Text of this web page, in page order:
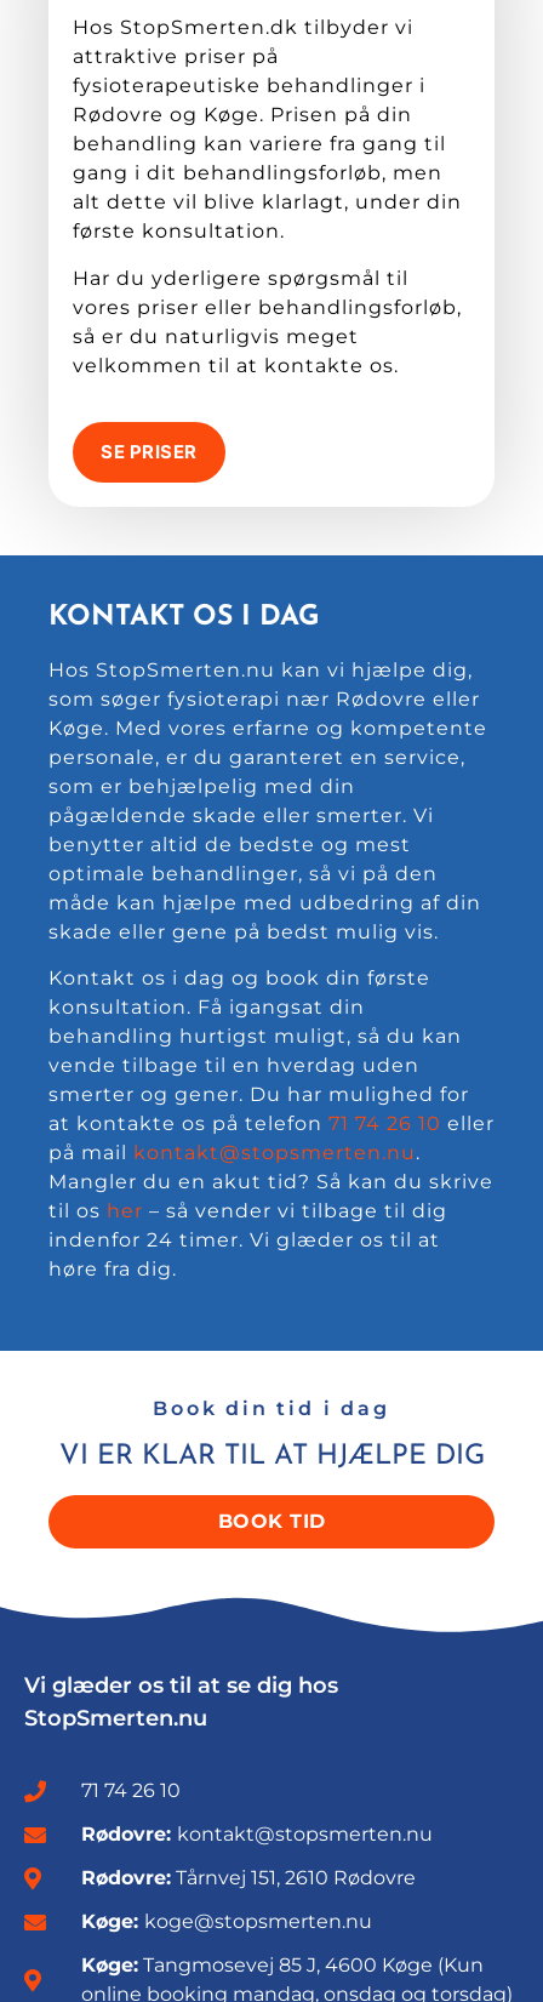
Hos StopSmerten.dk tilbyder vi
attraktive priser på
fysioterapeutiske behandlinger i
Rødovre og Køge. Prisen på din
behandling kan variere fra gang til
gang i dit behandlingsforløb, men
alt dette vil blive klarlagt, under din
første konsultation.
Har du yderligere spørgsmål til
vores priser eller behandlingsforløb,
så er du naturligvis meget
velkommen til at kontakte os.
SE PRISER
KONTAKT OS I DAG
Hos StopSmerten.nu kan vi hjælpe dig,
som søger fysioterapi nær Rødovre eller
Køge. Med vores erfarne og kompetente
personale, er du garanteret en service,
som er behjælpelig med din
pågældende skade eller smerter. Vi
benytter altid de bedste og mest
optimale behandlinger, så vi på den
måde kan hjælpe med udbedring af din
skade eller gene på bedst mulig vis.
Kontakt os i dag og book din første
konsultation. Få igangsat din
behandling hurtigst muligt, så du kan
vende tilbage til en hverdag uden
smerter og gener. Du har mulighed for
at kontakte os på telefon 71 74 26 10 eller
på mail
kontakt@stopsmerten.nu.
Mangler du en akut tid? Så kan du skrive
til os her – så vender vi tilbage til dig
indenfor 24 timer. Vi glæder os til at
høre fra dig.
Book din tid i dag
VI ER KLAR TIL AT HJÆLPE DIG
BOOK TID
Vi glæder os til at se dig hos
StopSmerten.nu
71 74 26 10
Rødovre: kontakt@stopsmerten.nu
Rødovre:Tårnvej 151, 2610 Rødovre
Køge: koge@stopsmerten.nu
Køge:Tangmosevej 85 J, 4600 Køge (Kun
online booking mandag, onsdag og torsdag)